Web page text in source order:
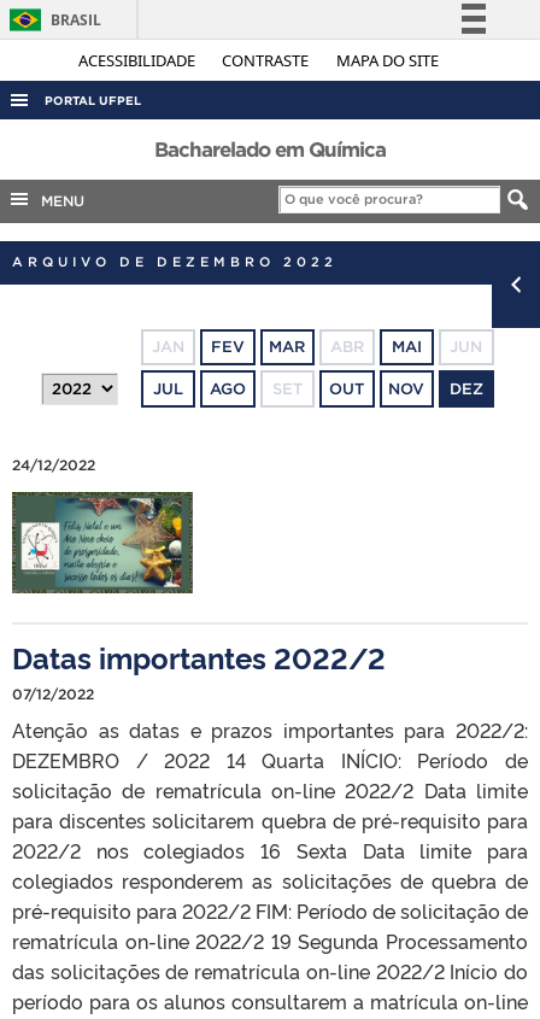
ACESSIBILIDADE CONTRASTE MAPA DO SITE
BRASIL
Simplifique!
Legislação
Canais
PORTAL UFPEL
ACESSO À INFORMAÇÃO
AUDITORIA
COBALTO
CONCURSOS
OUVIDORIA
TELEFONES
Bacharelado em Química
MENU
ARQUIVO DE DEZEMBRO 2022
JAN FEV MAR ABR MAI JUN
JUL AGO SET OUT NOV DEZ
24/12/2022
Datas importantes 2022/2
07/12/2022
Atenção as datas e prazos importantes para 2022/2:
DEZEMBRO / 2022 14 Quarta INÍCIO: Período de
solicitação de rematrícula on-line 2022/2 Data limite
para discentes solicitarem quebra de pré-requisito para
2022/2 nos colegiados 16 Sexta Data limite para
colegiados responderem as solicitações de quebra de
pré-requisito para 2022/2 FIM: Período de solicitação de
rematrícula on-line 2022/2 19 Segunda Processamento
das solicitações de rematrícula on-line 2022/2 Início do
período para os alunos consultarem a matrícula on-line